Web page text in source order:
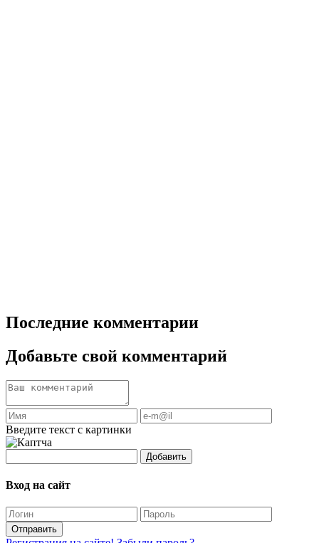
Последние комментарии
Добавьте свой комментарий
Введите текст с картинки
Добавить
Вход на сайт
Отправить